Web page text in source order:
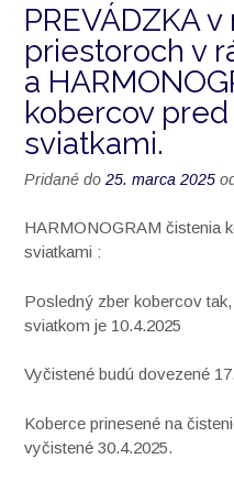
PREVÁDZKA
priestoroch v
a
kobercov
sviatkami.
Pridané do 25. marca 2025
HARMONOGRAM čistenia
sviatkami :
Posledný zber kobercov
sviatkom je 10.4.2025
Vyčistené budú dovezené
Koberce prinesené na
vyčistené 30.4.2025.